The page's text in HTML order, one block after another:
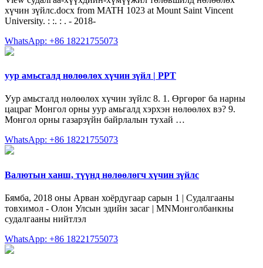
хүчин зүйлс.docx from MATH 1023 at Mount Saint Vincent
University. : :. : . - 2018-
WhatsApp: +86 18221755073
уур амьсгалд нөлөөлөх хүчин зүйл | PPT
Уур амьсгалд нөлөөлөх хүчин зүйлс 8. 1. Өргөрөг ба нарны
цацраг Монгол орны уур амьгалд хэрхэн нөлөөлөх вэ? 9.
Монгол орны газарзүйн байрлалын тухай …
WhatsApp: +86 18221755073
Валютын ханш, түүнд нөлөөлөгч хүчин зүйлс
Бямба, 2018 оны Арван хоёрдугаар сарын 1 | Судалгааны
товхимол - Олон Улсын эдийн засаг | MNМонголбанкны
судалгааны нийтлэл
WhatsApp: +86 18221755073